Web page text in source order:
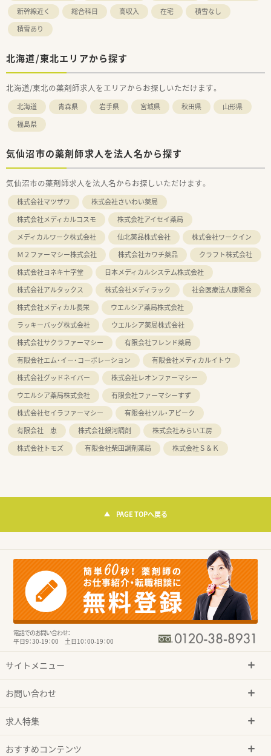
新幹線近く
総合科目 高収入 在宅
積雪なし
積雪あり
北海道/東北エリアから探す
北海道/東北の薬剤師求人をエリアからお探しいただけます。
北海道 青森県 岩手県 宮城県 秋田県
山形県
福島県
気仙沼市の薬剤師求人を法人名から探す
気仙沼市の薬剤師求人を法人名からお探しいただけます。
株式会社マツザワ
株式会社さいわい薬局
株式会社メディカルコスモ
株式会社アイセイ薬局
メディカルワーク株式会社
仙北薬品株式会社
株式会社ワークイン
Ｍ２ファーマシー株式会社
株式会社カワチ薬品
クラフト株式会社
株式会社ヨネキ十字堂
日本メディカルシステム株式会社
株式会社アルタックス
株式会社メディラック
社会医療法人康陽会
株式会社メディカル長栄
ウエルシア薬局株式会社
ラッキーバッグ株式会社
ウエルシア薬局株式会社
株式会社サクラファーマシー
有限会社フレンド薬局
有限会社エム・イー・コーポレーション
有限会社メディカルイトウ
株式会社グッドネイバー
株式会社レオンファーマシー
ウエルシア薬局株式会社
有限会社ファーマシーすず
株式会社セイラファーマシー
有限会社ソル・アビーク
有限会社 恵
株式会社銀河調剤
株式会社みらい工房
株式会社トモズ
有限会社柴田調剤薬局 株式会社Ｓ＆Ｋ
PAGE TOPへ戻る
電話でのお問い合わせ：
平日9：30-19：00 土日10：00-19：00
サイトメニュー
お問い合わせ
求人特集
おすすめコンテンツ